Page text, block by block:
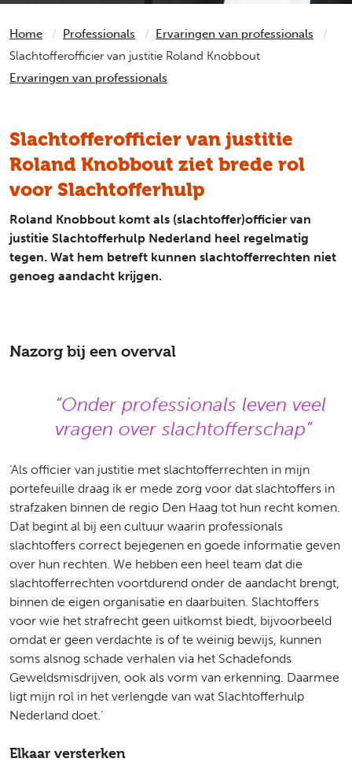
Home Professionals
Ervaringen van professionals
Slachtofferofficier van justitie Roland Knobbout
Ervaringen van professionals
Slachtofferofficier van justitie
Roland Knobbout ziet brede rol
voor Slachtofferhulp
Roland Knobbout komt als (slachtoffer)officier van
justitie Slachtofferhulp Nederland heel regelmatig
tegen. Wat hem betreft kunnen slachtofferrechten niet
genoeg aandacht krijgen.
Nazorg bij een overval
Onder professionals leven veel
vragen over slachtofferschap
‘Als officier van justitie met slachtofferrechten in mijn
portefeuille draag ik er mede zorg voor dat slachtoffers in
strafzaken binnen de regio Den Haag tot hun recht komen.
Dat begint al bij een cultuur waarin professionals
slachtoffers correct bejegenen en goede informatie geven
over hun rechten. We hebben een heel team dat die
slachtofferrechten voortdurend onder de aandacht brengt,
binnen de eigen organisatie en daarbuiten. Slachtoffers
voor wie het strafrecht geen uitkomst biedt, bijvoorbeeld
omdat er geen verdachte is of te weinig bewijs, kunnen
soms alsnog schade verhalen via het Schadefonds
Geweldsmisdrijven, ook als vorm van erkenning. Daarmee
ligt mijn rol in het verlengde van wat Slachtofferhulp
Nederland doet.’
Elkaar versterken